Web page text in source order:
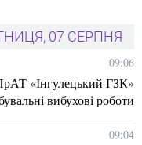
07 СЕРПНЯ
09:06
«Інгулецький ГЗК»
вибухові роботи
09:04